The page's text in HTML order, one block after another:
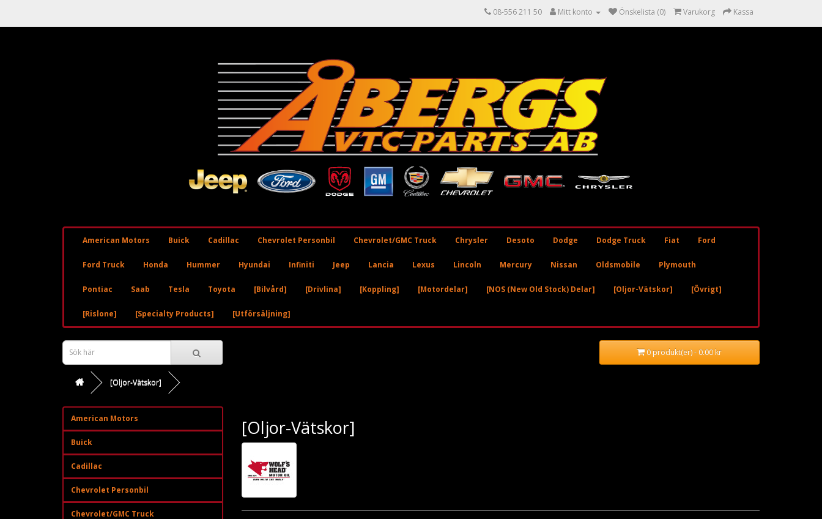
08-556 211 50 Mitt konto Önskelista (0) Varukorg Kassa
American Motors Buick Cadillac Chevrolet Personbil Chevrolet/GMC Truck Chrysler Desoto Dodge Dodge Truck Fiat Ford
Ford Truck Honda Hummer Hyundai Infiniti Jeep Lancia Lexus Lincoln Mercury Nissan Oldsmobile Plymouth
Pontiac Saab Tesla Toyota [Bilvård] [Drivlina] [Koppling] [Motordelar] [NOS (New Old Stock) Delar] [Oljor-Vätskor] [Övrigt]
[Rislone] [Specialty Products] [Utförsäljning]
0 produkt(er) - 0.00 kr
[Oljor-Vätskor]
American Motors
Buick
Cadillac
Chevrolet Personbil
Chevrolet/GMC Truck
[Oljor-Vätskor]